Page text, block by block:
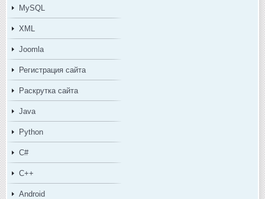
MySQL
XML
Joomla
Регистрация сайта
Раскрутка сайта
Java
Python
C#
C++
Android